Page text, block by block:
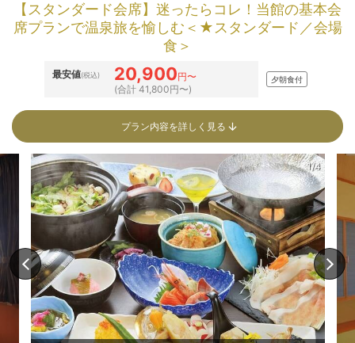
【スタンダード会席】迷ったらコレ！当館の基本会
席プランで温泉旅を愉しむ＜★スタンダード／会場
食＞
最安値(税込) 20,900円〜
(合計 41,800円〜)
夕朝食付
プラン内容を詳しく見る
1/4